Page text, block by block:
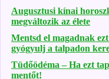
Augusztusi kínai
megváltozik az élete
Mentsd el magadnak
gyógyulj a talpadon
Tüdőödéma – Ha ezt
mentőt!